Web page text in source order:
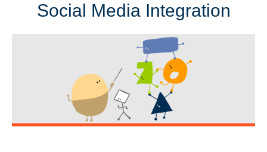
Social Media Integration